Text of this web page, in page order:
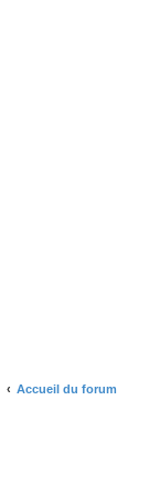
Accueil du forum